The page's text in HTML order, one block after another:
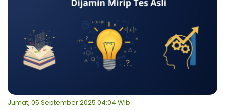
Jumat, 05 September 2025 04:04 Wib